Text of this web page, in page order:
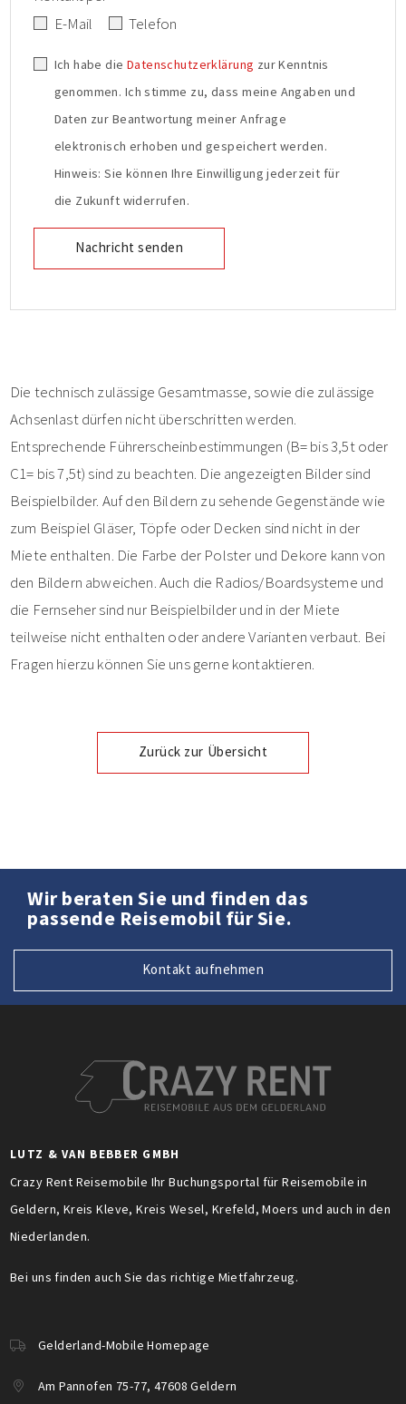
E-Mail
Telefon
Ich habe die Datenschutzerklärung zur Kenntnis
genommen. Ich stimme zu, dass meine Angaben und
Daten zur Beantwortung meiner Anfrage
elektronisch erhoben und gespeichert werden.
Hinweis: Sie können Ihre Einwilligung jederzeit für
die Zukunft widerrufen.
Die technisch zulässige Gesamtmasse, sowie die zulässige
Achsenlast dürfen nicht überschritten werden.
Entsprechende Führerscheinbestimmungen (B= bis 3,5t oder
C1= bis 7,5t) sind zu beachten. Die angezeigten Bilder sind
Beispielbilder. Auf den Bildern zu sehende Gegenstände wie
zum Beispiel Gläser, Töpfe oder Decken sind nicht in der
Miete enthalten. Die Farbe der Polster und Dekore kann von
den Bildern abweichen. Auch die Radios/Boardsysteme und
die Fernseher sind nur Beispielbilder und in der Miete
teilweise nicht enthalten oder andere Varianten verbaut. Bei
Fragen hierzu können Sie uns gerne kontaktieren.
Zurück zur Übersicht
Wir beraten Sie und finden das
passende Reisemobil für Sie.
Kontakt aufnehmen
LUTZ & VAN BEBBER GMBH
Crazy Rent Reisemobile Ihr Buchungsportal für Reisemobile in
Geldern, Kreis Kleve, Kreis Wesel, Krefeld, Moers und auch in den
Niederlanden.
Bei uns finden auch Sie das richtige Mietfahrzeug.
Gelderland-Mobile Homepage
Am Pannofen 75-77, 47608 Geldern